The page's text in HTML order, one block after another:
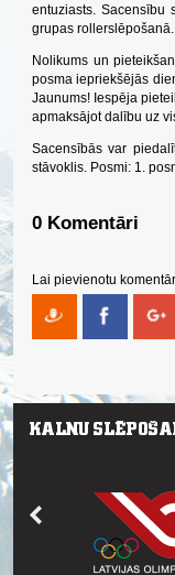
entuziasts. Sacensību
grupas rollerslēpošanā.
Nolikums un
posma iepriekšējās
Jaunums! Iespēja
apmaksājot dalību uz
Sacensībās var
stāvoklis. Posmi: 1.
0 Komentāri
Lai pievienotu